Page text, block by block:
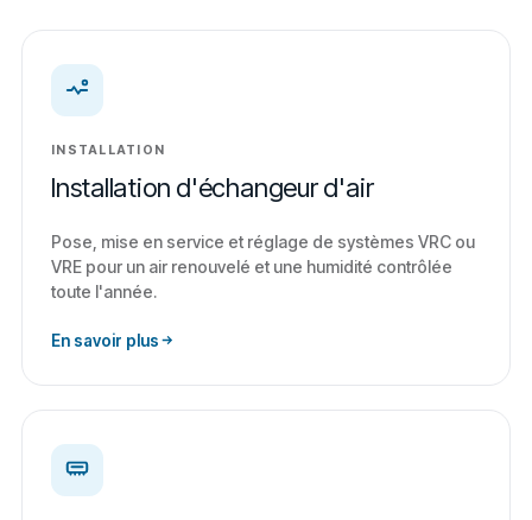
INSTALLATION
Installation d'échangeur d'air
Pose, mise en service et réglage de systèmes VRC ou
VRE pour un air renouvelé et une humidité contrôlée
toute l'année.
En savoir plus